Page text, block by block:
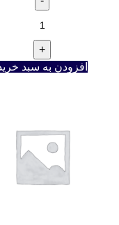
افزودن به سبد